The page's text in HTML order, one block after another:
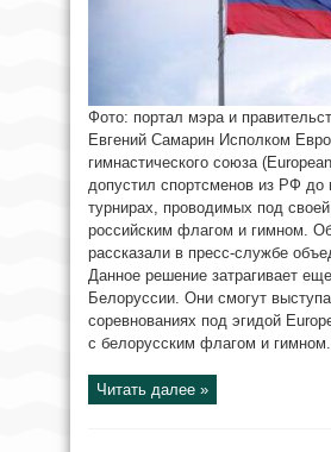
Фото: портал мэра и
Евгений Самарин Исполком
гимнастического союза
допустил спортсменов из РФ до
турнирах, проводимых под
российским флагом и гимном.
рассказали в пресс-службе
Данное решение затрагивает
Белоруссии. Они смогут
соревнованиях под эгидой
с белорусским флагом и
Читать далее »